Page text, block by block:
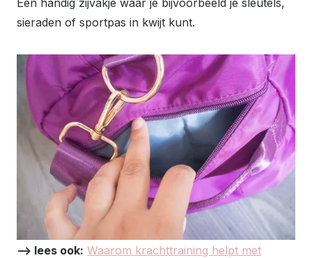
sieraden of sportpas in kwijt kunt.
–> lees ook: Waarom krachttraining helpt met